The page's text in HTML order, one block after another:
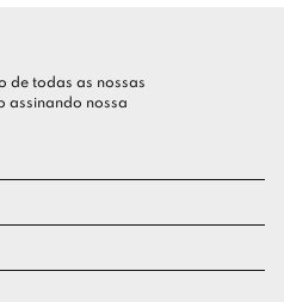
de todas as nossas
assinando nossa